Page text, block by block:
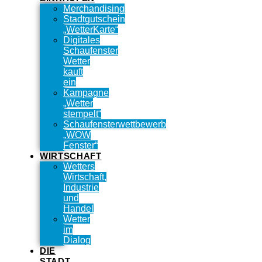
Merchandising
Stadtgutschein
„WetterKarte“
Digitales
Schaufenster
Wetter
kauft
ein
Kampagne
„Wetter
stempelt“
Schaufensterwettbewerb
„WOW
Fenster“
WIRTSCHAFT
Wetters
Wirtschaft,
Industrie
und
Handel
Wetter
im
Dialog
DIE